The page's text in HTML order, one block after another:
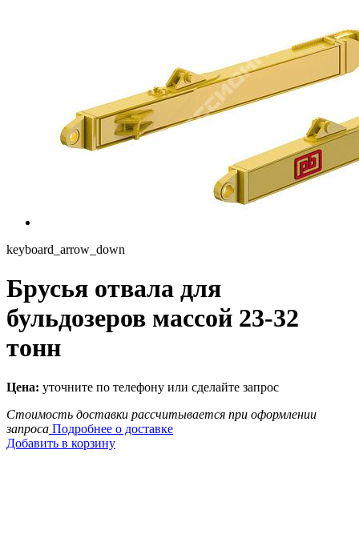
keyboard_arrow_down
Брусья отвала для
бульдозеров массой 23-32
тонн
Цена: уточните по телефону или сделайте запрос
Стоимость доставки рассчитывается при оформлении
запроса Подробнее о доставке
Добавить в корзину